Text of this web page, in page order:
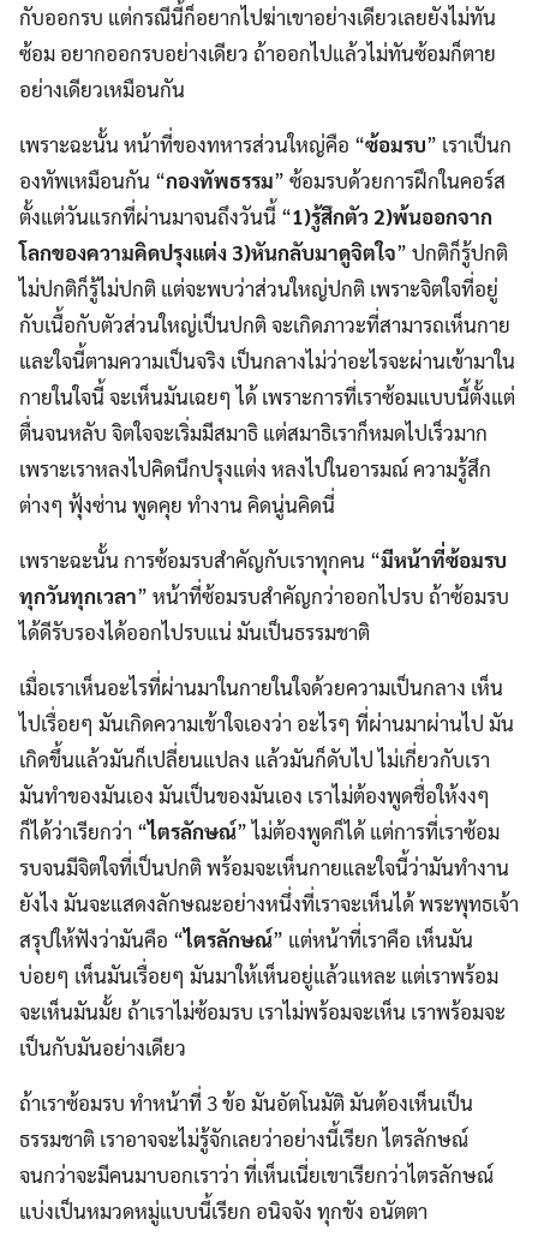
กับออกรบ แต่กรณีนี้ก็อยากไปฆ่าเขาอย่างเดียวเลยยังไม่ทัน
ซ้อม อยากออกรบอย่างเดียว ถ้าออกไปแล้วไม่ทันซ้อมก็ตาย
อย่างเดียวเหมือนกัน
เพราะฉะนั้น หน้าที่ของทหารส่วนใหญ่คือ “ซ้อมรบ” เราเป็นก
องทัพเหมือนกัน “กองทัพธรรม” ซ้อมรบด้วยการฝึกในคอร์ส
ตั้งแต่วันแรกที่ผ่านมาจนถึงวันนี้ “1)รู้สึกตัว 2)พ้นออกจาก
โลกของความคิดปรุงแต่ง 3)หันกลับมาดูจิตใจ” ปกติก็รู้ปกติ
ไม่ปกติก็รู้ไม่ปกติ แต่จะพบว่าส่วนใหญ่ปกติ เพราะจิตใจที่อยู่
กับเนื้อกับตัวส่วนใหญ่เป็นปกติ จะเกิดภาวะที่สามารถเห็นกาย
และใจนี้ตามความเป็นจริง เป็นกลางไม่ว่าอะไรจะผ่านเข้ามาใน
กายในใจนี้ จะเห็นมันเฉยๆ ได้ เพราะการที่เราซ้อมแบบนี้ตั้งแต่
ตื่นจนหลับ จิตใจจะเริ่มมีสมาธิ แต่สมาธิเราก็หมดไปเร็วมาก
เพราะเราหลงไปคิดนึกปรุงแต่ง หลงไปในอารมณ์ ความรู้สึก
ต่างๆ ฟุ้งซ่าน พูดคุย ทำงาน คิดนู่นคิดนี่
เพราะฉะนั้น การซ้อมรบสำคัญกับเราทุกคน “มีหน้าที่ซ้อมรบ
ทุกวันทุกเวลา” หน้าที่ซ้อมรบสำคัญกว่าออกไปรบ ถ้าซ้อมรบ
ได้ดีรับรองได้ออกไปรบแน่ มันเป็นธรรมชาติ
เมื่อเราเห็นอะไรที่ผ่านมาในกายในใจด้วยความเป็นกลาง เห็น
ไปเรื่อยๆ มันเกิดความเข้าใจเองว่า อะไรๆ ที่ผ่านมาผ่านไป มัน
เกิดขึ้นแล้วมันก็เปลี่ยนแปลง แล้วมันก็ดับไป ไม่เกี่ยวกับเรา
มันทำของมันเอง มันเป็นของมันเอง เราไม่ต้องพูดชื่อให้งงๆ
ก็ได้ว่าเรียกว่า “ไตรลักษณ์” ไม่ต้องพูดก็ได้ แต่การที่เราซ้อม
รบจนมีจิตใจที่เป็นปกติ พร้อมจะเห็นกายและใจนี้ว่ามันทำงาน
ยังไง มันจะแสดงลักษณะอย่างหนึ่งที่เราจะเห็นได้ พระพุทธเจ้า
สรุปให้ฟังว่ามันคือ “ไตรลักษณ์” แต่หน้าที่เราคือ เห็นมัน
บ่อยๆ เห็นมันเรื่อยๆ มันมาให้เห็นอยู่แล้วแหละ แต่เราพร้อม
จะเห็นมันมั้ย ถ้าเราไม่ซ้อมรบ เราไม่พร้อมจะเห็น เราพร้อมจะ
เป็นกับมันอย่างเดียว
ถ้าเราซ้อมรบ ทำหน้าที่ 3 ข้อ มันอัตโนมัติ มันต้องเห็นเป็น
ธรรมชาติ เราอาจจะไม่รู้จักเลยว่าอย่างนี้เรียก ไตรลักษณ์
จนกว่าจะมีคนมาบอกเราว่า ที่เห็นเนี่ยเขาเรียกว่าไตรลักษณ์
แบ่งเป็นหมวดหมู่แบบนี้เรียก อนิจจัง ทุกขัง อนัตตา